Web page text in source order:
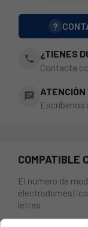
?
phone
¿TIENES
Contacta
chat ATENCIÓN
Escríbenos
COMPATIBLE
El número de
letras.